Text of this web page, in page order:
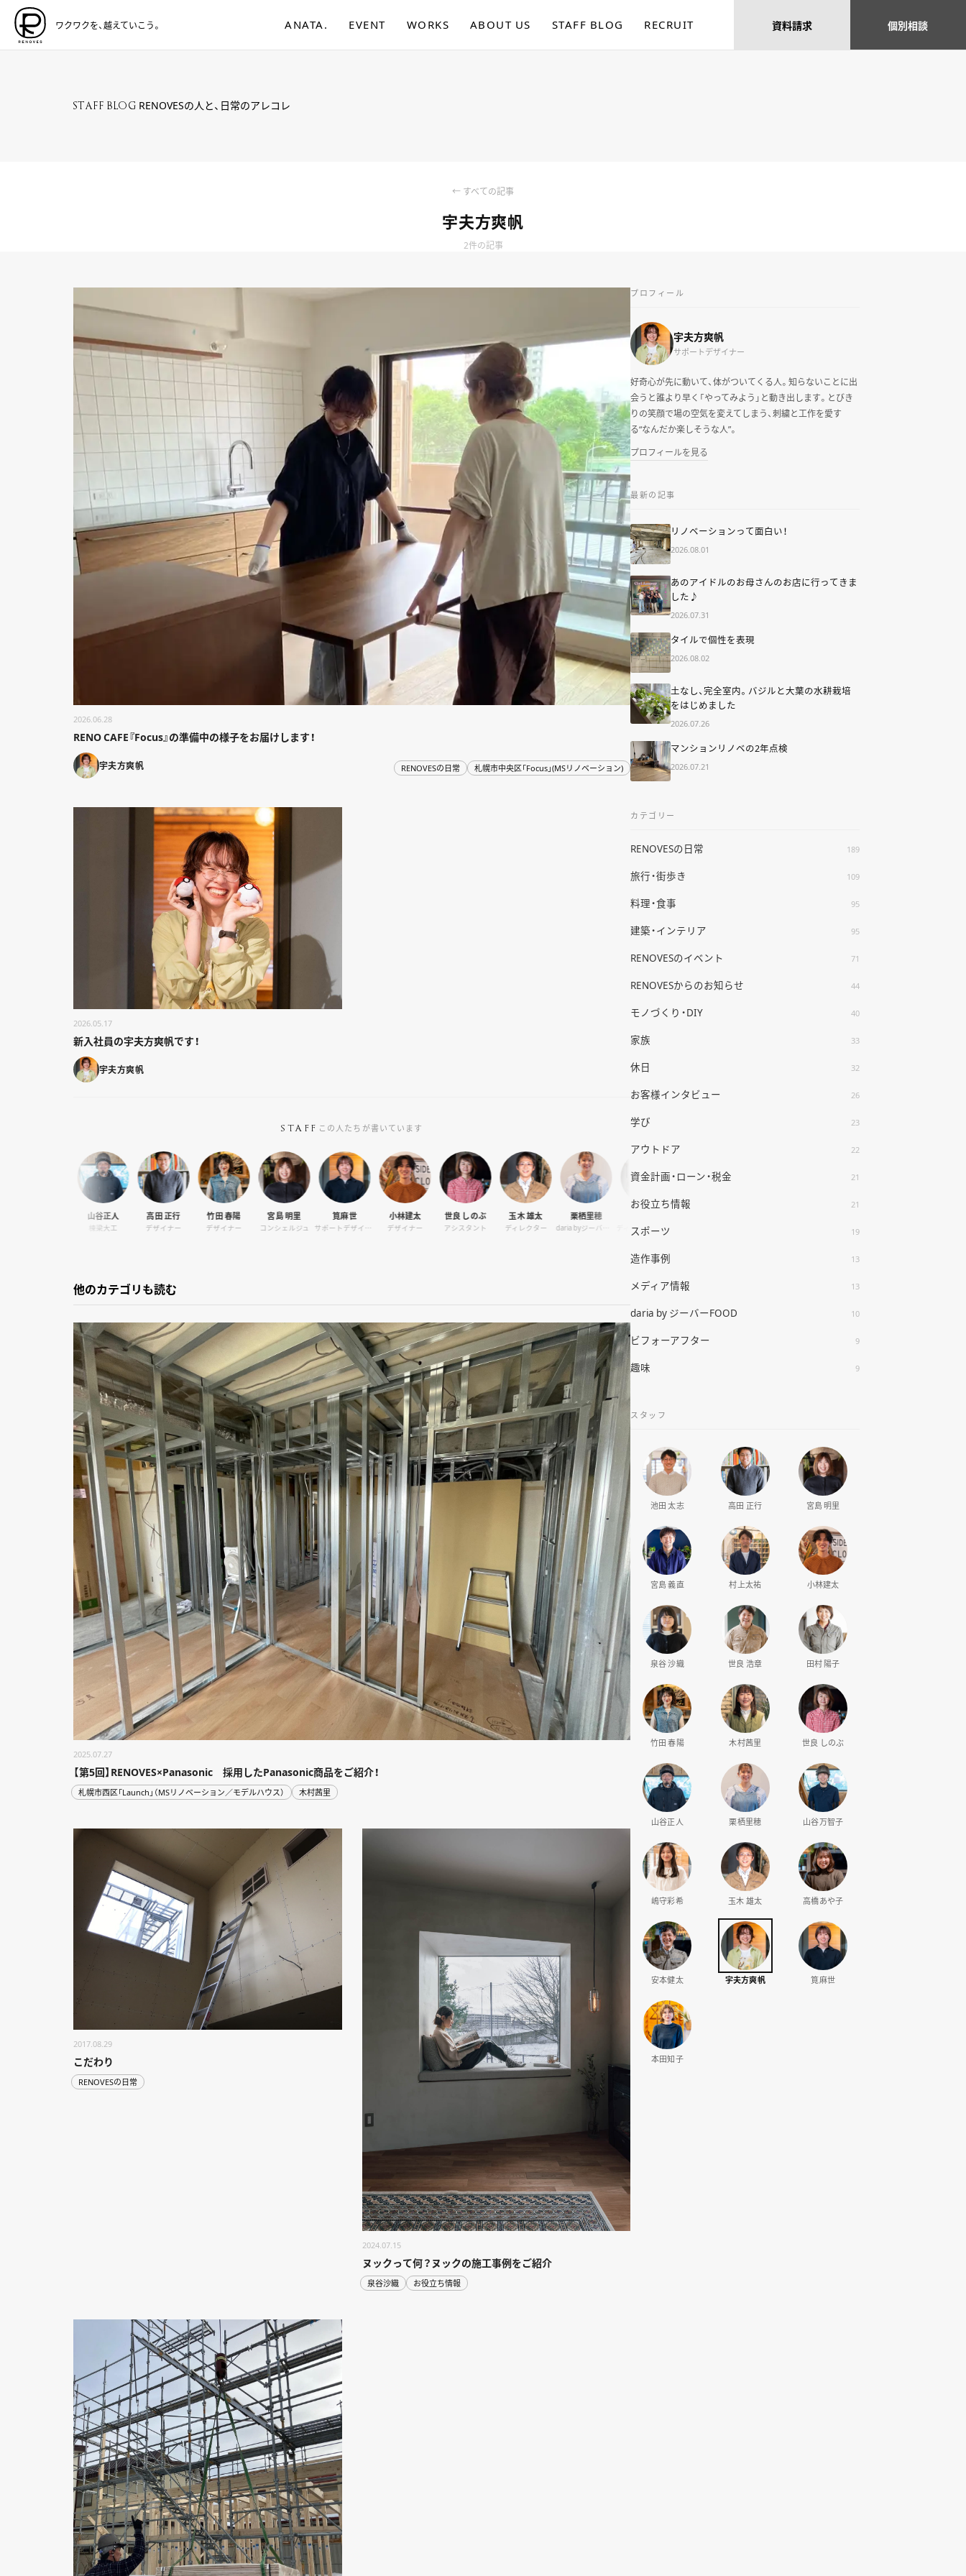
ワクワクを、越えていこう。 ANATA. EVENT WORKS ABOUT US STAFF BLOG RECRUIT 資料請求 個別相談
STAFF BLOG RENOVESの人と、日常のアレコレ
← すべての記事
宇夫方爽帆
2件の記事
2026.06.28
RENO CAFE『Focus』の準備中の様子をお届けします！
宇夫方爽帆 RENOVESの日常 札幌市中央区「Focus」(MSリノベーション)
2026.05.17
新入社員の宇夫方爽帆です！
宇夫方爽帆
STAFF この人たちが書いています
高田 正行
デザイナー
竹田 春陽
デザイナー
宮島 明里
コンシェルジュ
筧麻世
サポートデザイナー
小林建太
デザイナー
世良 しのぶ
アシスタント
玉木 雄太
ディレクター
栗栖里穂
daria byジーバーFOOD マネージャー
田村 陽子
デザイナー コンシェルジュ
他のカテゴリも読む
2025.07.27
【第5回】RENOVES×Panasonic 採用したPanasonic商品をご紹介！
札幌市西区「Launch」（MSリノベーション／モデルハウス） 木村茜里
2017.08.29
こだわり
RENOVESの日常
2024.07.15
ヌックって何？ヌックの施工事例をご紹介
泉谷沙織 お役立ち情報
プロフィール
宇夫方爽帆
サポートデザイナー
好奇心が先に動いて、体がついてくる人。知らないことに出
会うと誰より早く「やってみよう」と動き出します。とびき
りの笑顔で場の空気を変えてしまう、刺繍と工作を愛す
る“なんだか楽しそうな人”。
プロフィールを見る
最新の記事
リノベーションって面白い！
2026.08.01
あのアイドルのお母さんのお店に行ってきま
した♪
2026.07.31
タイルで個性を表現
2026.08.02
土なし、完全室内。バジルと大葉の水耕栽培
をはじめました
2026.07.26
マンションリノベの2年点検
2026.07.21
カテゴリー
RENOVESの日常 189
旅行・街歩き 109
料理・食事 95
建築・インテリア 95
RENOVESのイベント 71
RENOVESからのお知らせ 44
モノづくり・DIY 40
家族 33
休日 32
お客様インタビュー 26
学び 23
アウトドア 22
資金計画・ローン・税金 21
お役立ち情報 21
スポーツ 19
造作事例 13
メディア情報 13
daria by ジーバーFOOD 10
ビフォーアフター 9
趣味 9
スタッフ
池田 太志 高田 正行 宮島 明里
宮島 義直 村上太祐 小林建太
泉谷 沙織 世良 浩章 田村 陽子
竹田 春陽 木村茜里 世良 しのぶ
山谷正人 栗栖里穂 山谷万智子
嶋守彩希 玉木 雄太 高橋あや子
安本健太 宇夫方爽帆 筧麻世
本田知子